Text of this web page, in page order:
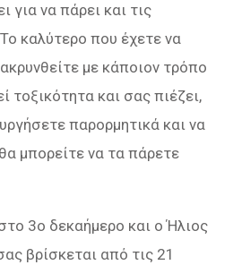
για να πάρει και τις
καλύτερο που έχετε να
με κάποιον τρόπο
τοξικότητα και σας πιέζει,
παρορμητικά και να
μπορείτε να τα πάρετε
3ο δεκαήμερο και ο Ήλιος
βρίσκεται από τις 21